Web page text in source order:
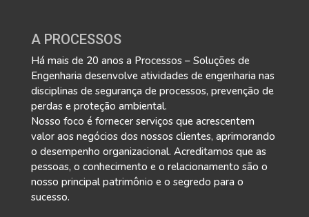
A PROCESSOS
Há mais de 20 anos a Processos – Soluções de
Engenharia desenvolve atividades de engenharia nas
disciplinas de segurança de processos, prevenção de
perdas e proteção ambiental.
Nosso foco é fornecer serviços que acrescentem
valor aos negócios dos nossos clientes, aprimorando
o desempenho organizacional. Acreditamos que as
pessoas, o conhecimento e o relacionamento são o
nosso principal patrimônio e o segredo para o
sucesso.